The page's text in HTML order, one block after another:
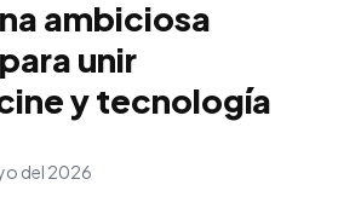
ambiciosa
unir
y tecnología
del 2026